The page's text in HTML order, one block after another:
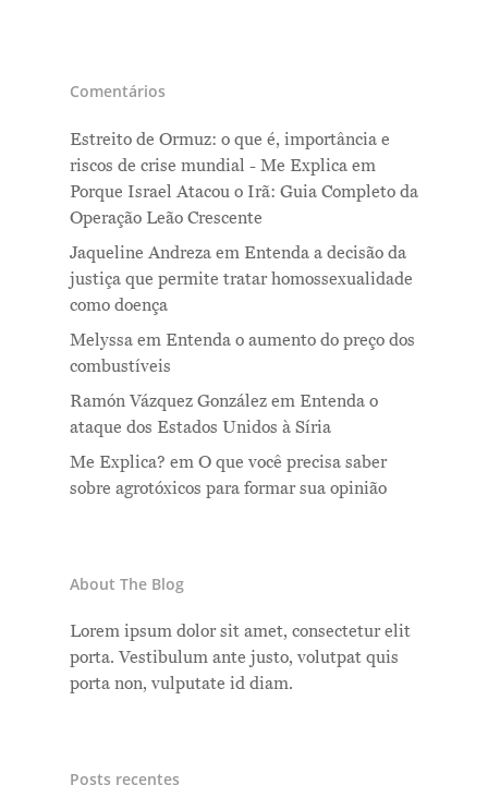
Comentários
Estreito de Ormuz: o que é, importância e
riscos de crise mundial - Me Explica em
Porque Israel Atacou o Irã: Guia Completo da
Operação Leão Crescente
Jaqueline Andreza em Entenda a decisão da
justiça que permite tratar homossexualidade
como doença
Melyssa em Entenda o aumento do preço dos
combustíveis
Ramón Vázquez González em Entenda o
ataque dos Estados Unidos à Síria
Me Explica? em O que você precisa saber
sobre agrotóxicos para formar sua opinião
About The Blog
Lorem ipsum dolor sit amet, consectetur elit
porta. Vestibulum ante justo, volutpat quis
porta non, vulputate id diam.
Posts recentes